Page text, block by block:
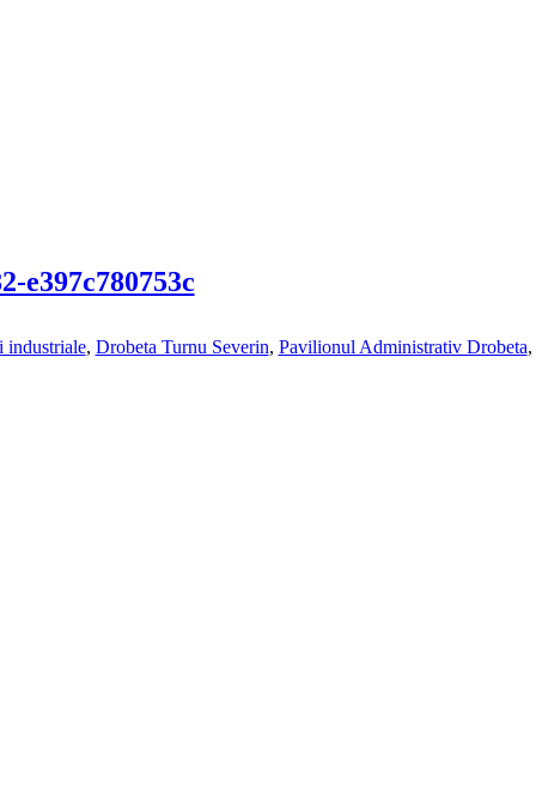
e397c780753c
industriale, Drobeta Turnu Severin, Pavilionul Administrativ Drobeta,